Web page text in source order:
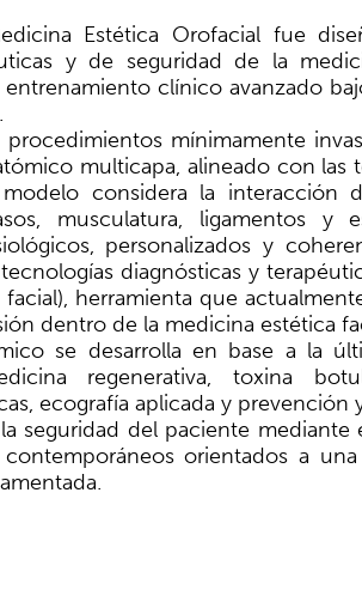
Estética Orofacial fue
y de seguridad de la
clínico avanzado
mínimamente
multicapa, alineado con las
considera la interacción
musculatura, ligamentos y
personalizados y
diagnósticas y
herramienta que
dentro de la medicina estética
se desarrolla en base a la
regenerativa, toxina
ecografía aplicada y
seguridad del paciente
orientados a